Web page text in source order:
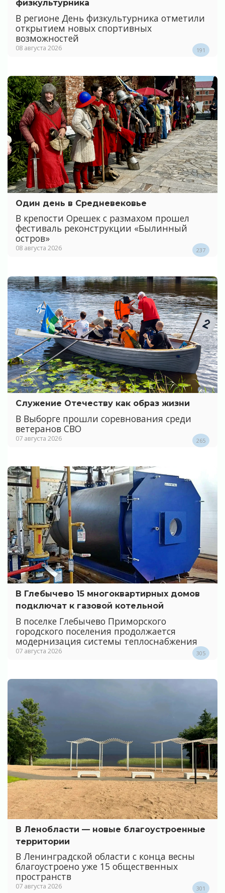
физкультурника
В регионе День физкультурника отметили
открытием новых спортивных
возможностей
08 августа 2026 191
Один день в Средневековье
В крепости Орешек с размахом прошел
фестиваль реконструкции «Былинный
остров»
08 августа 2026 237
Служение Отечеству как образ жизни
В Выборге прошли соревнования среди
ветеранов СВО
07 августа 2026 265
В Глебычево 15 многоквартирных домов
подключат к газовой котельной
В поселке Глебычево Приморского
городского поселения продолжается
модернизация системы теплоснабжения
07 августа 2026 305
В Ленобласти — новые благоустроенные
территории
В Ленинградской области с конца весны
благоустроено уже 15 общественных
пространств
07 августа 2026 301